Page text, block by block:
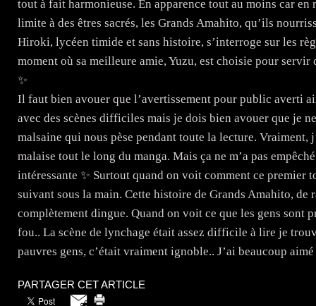
tout à fait harmonieuse. En apparence tout au moins car
limite à des êtres sacrés, les Grands Amahito, qu’ils
Hiroki, lycéen timide et sans histoire, s’interroge sur les
moment où sa meilleure amie, Yuzu, est choisie pour
✨️
Il faut bien avouer que l’avertissement pour public averti
avec des scènes difficiles mais je dois bien avouer que je
malsaine qui nous pèse pendant toute la lecture.
malaise tout le long du manga. Mais ça ne m’a pas
intéressante ✨️ Surtout quand on voit comment ce premier
suivant sous la main. Cette histoire de Grands Amahito, de
complètement dingue. Quand on voit ce que les gens sont
fou.. La scène de lynchage était assez difficile à lire je
pauvres gens, c’était vraiment ignoble.. J’ai beaucoup
PARTAGER CET ARTICLE